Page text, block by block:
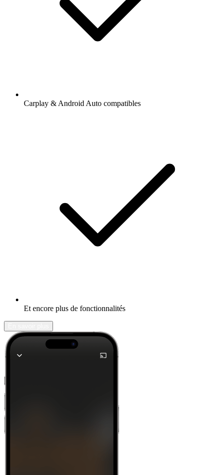
Carplay & Android Auto compatibles
Et encore plus de fonctionnalités